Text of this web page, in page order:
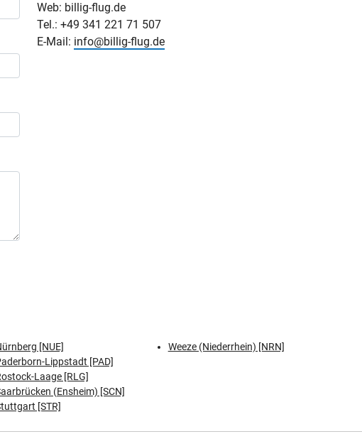
Web: billig-flug.de
Tel.: +49 341 221 71 507
E-Mail: info@billig-flug.de
[NUE]
Lippstadt [PAD]
Laage [RLG]
(Ensheim) [SCN]
[STR]
Weeze (Niederrhein) [NRN]